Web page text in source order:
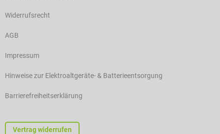
Widerrufsrecht
AGB
Impressum
Hinweise zur Elektroaltgeräte- & Batterieentsorgung
Barrierefreiheitserklärung
Vertrag widerrufen